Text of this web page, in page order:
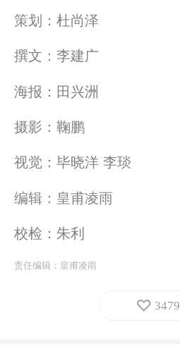
策划：杜尚泽
撰文：李建广
海报：田兴洲
摄影：鞠鹏
视觉：毕晓洋 李琰
编辑：皇甫凌雨
校检：朱利
责任编辑： 皇甫凌雨
3479